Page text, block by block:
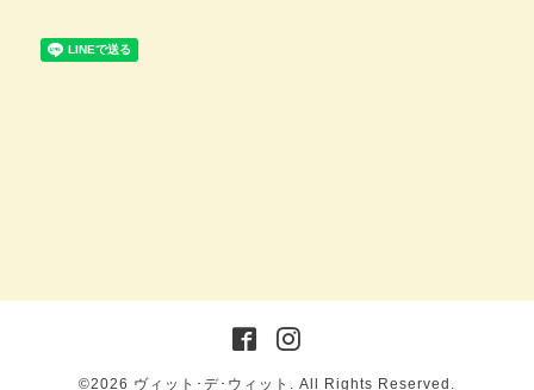
©2026 ヴィット･デ･ウィット . All Rights Reserved.